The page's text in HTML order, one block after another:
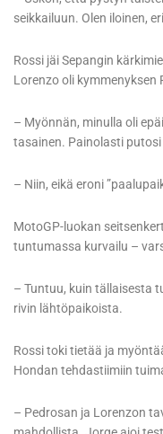
seikkailuun. Olen iloinen,
Rossi jäi Sepangin
Lorenzo oli kymmenyksen
– Myönnän, minulla oli
tasainen. Painolasti
– Niin, eikä eroni
MotoGP-luokan
tuntumassa kurvailu –
– Tuntuu, kuin tällaisesta
rivin lähtöpaikoista.
Rossi toki tietää ja
Hondan tehdastiimiin
– Pedrosan ja Lorenzon